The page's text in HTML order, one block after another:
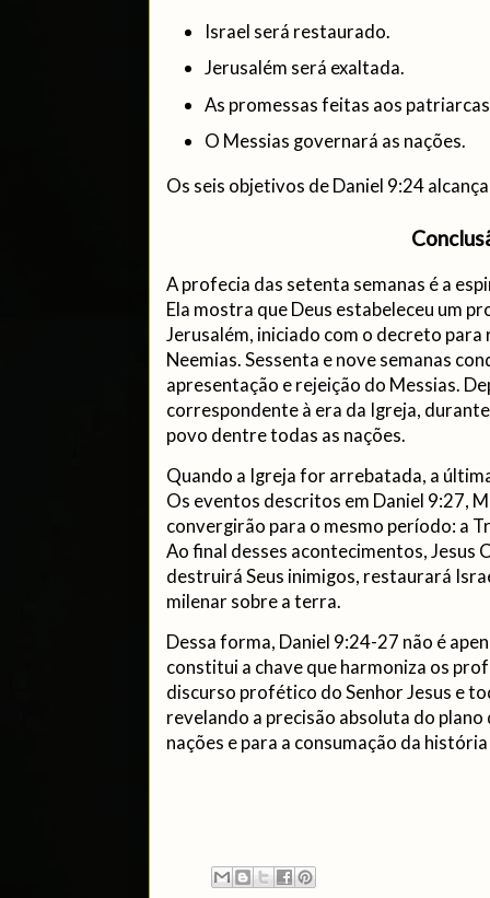
Israel será restaurado.
Jerusalém será exaltada.
As promessas feitas aos
O Messias governará as nações.
Os seis objetivos de Daniel 9:24
A profecia das setenta semanas é a
Ela mostra que Deus estabeleceu um
Jerusalém, iniciado com o decreto
Neemias. Sessenta e nove semanas
apresentação e rejeição do Messias.
correspondente à era da Igreja,
povo dentre todas as nações.
Quando a Igreja for arrebatada, a
Os eventos descritos em Daniel 9:27,
convergirão para o mesmo período: a
Ao final desses acontecimentos,
destruirá Seus inimigos, restaurará
milenar sobre a terra.
Dessa forma, Daniel 9:24-27 não é
constitui a chave que harmoniza os
discurso profético do Senhor Jesus e
revelando a precisão absoluta do plano
nações e para a consumação da